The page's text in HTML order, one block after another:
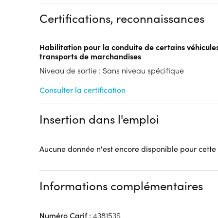
Dispositif
Financements à déterminer selon la situation du
Modalités d'enseignement :Formation
Lieu de formation
Rue Hans Geiger
ZI Est
Accès handicap :OUI
Restauration :Pas de restauration
Certifications, reconnaissances
Habilitation pour la conduite de certains
transports de marchandises
Niveau de sortie : Sans niveau spécifique
Consulter la certification
Insertion dans l'emploi
Aucune donnée n'est encore disponible pour
Informations complémentaires
Numéro Carif : 438153S